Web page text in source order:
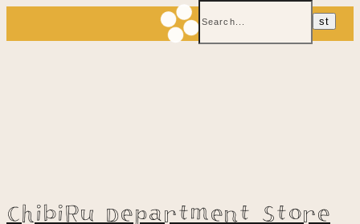
ChibiRu Department Store